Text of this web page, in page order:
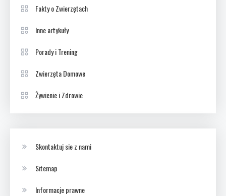
Fakty o Zwierzętach
Inne artykuły
Porady i Trening
Zwierzęta Domowe
Żywienie i Zdrowie
Skontaktuj sie z nami
Sitemap
Informacje prawne